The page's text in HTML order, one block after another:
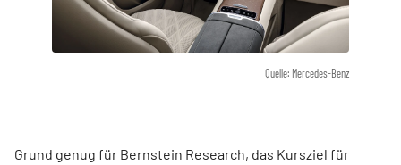
Quelle: Mercedes-Benz
Grund genug für Bernstein Research, das Kursziel für